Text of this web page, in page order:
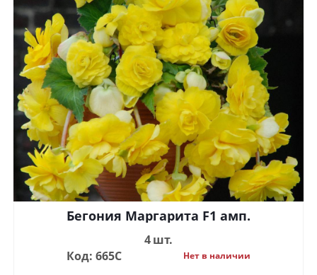
Бегония Маргарита F1 амп.
4 шт.
Код: 665С
Нет в наличии